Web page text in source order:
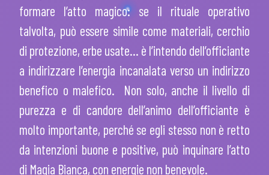
formare l’atto magico: se il rituale operativo
talvolta, può essere simile come materiali, cerchio
di protezione, erbe usate… è l’intendo dell’officiante
a indirizzare l’energia incanalata verso un indirizzo
benefico o malefico. Non solo, anche il livello di
purezza e di candore dell’animo dell’officiante è
molto importante, perché se egli stesso non è retto
da intenzioni buone e positive, può inquinare l’atto
di Magia Bianca, con energie non benevole.